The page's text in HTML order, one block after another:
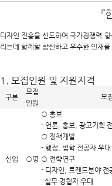
디자인 진흥을 선도하여 국가경쟁력
리는데 함께할 참신하고 우수한 인재
1. 모집인원 및 지원자격
구분
모집
인원
모
신입 ○명
○ 홍보
- 언론, 홍보, 광고기획
○ 정책개발
- 행정, 법학 전공자 우대
○ 전략연구
- 디자인, 트렌드분야 전
실무 경험자 우대